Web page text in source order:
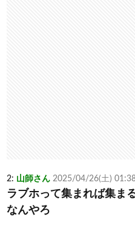
2: 山師さん 2025/04/26(土)
ラブホって集まれば集ま
なんやろ